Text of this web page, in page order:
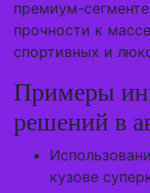
премиум-
прочности к
спортивных и
Примеры
решений в
кузове